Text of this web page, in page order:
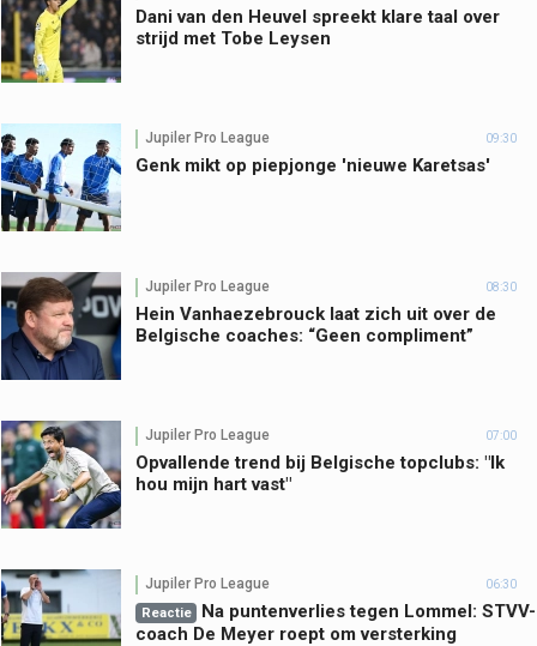
Dani van den Heuvel spreekt klare taal over
strijd met Tobe Leysen
Jupiler Pro League 09:30
Genk mikt op piepjonge 'nieuwe Karetsas'
Jupiler Pro League 08:30
Hein Vanhaezebrouck laat zich uit over de
Belgische coaches: “Geen compliment”
Jupiler Pro League 07:00
Opvallende trend bij Belgische topclubs: "Ik
hou mijn hart vast"
Jupiler Pro League 06:30
Reactie
Na puntenverlies tegen Lommel: STVV-
coach De Meyer roept om versterking